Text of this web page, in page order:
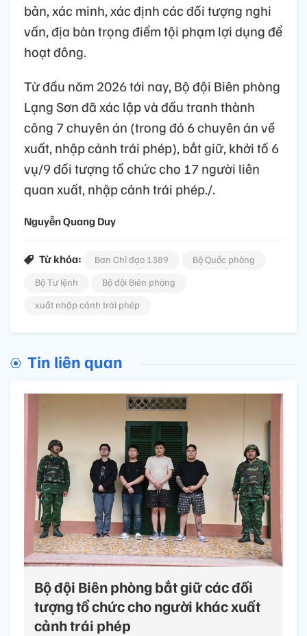
bản, xác minh, xác định các đối tượng nghi
vấn, địa bàn trọng điểm tội phạm lợi dụng để
hoạt đông.
Từ đầu năm 2026 tới nay, Bộ đội Biên phòng
Lạng Sơn đã xác lập và đấu tranh thành
công 7 chuyên án (trong đó 6 chuyên án về
xuất, nhập cảnh trái phép), bắt giữ, khởi tố 6
vụ/9 đối tượng tổ chức cho 17 người liên
quan xuất, nhập cảnh trái phép./.
Nguyễn Quang Duy
Từ khóa: Ban Chỉ đạo 1389
Bộ Quốc phòng
Bộ Tư lệnh
Bộ đội Biên phòng
xuất nhập cảnh trái phép
Tin liên quan
Bộ đội Biên phòng bắt giữ các đối
tượng tổ chức cho người khác xuất
cảnh trái phép